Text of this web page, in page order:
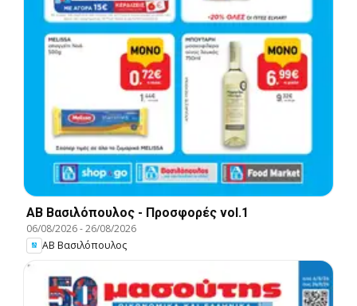
ΑΒ Βασιλόπουλος - Προσφορές vol.1
06/08/2026-26/08/2026
ΑΒ Βασιλόπουλος